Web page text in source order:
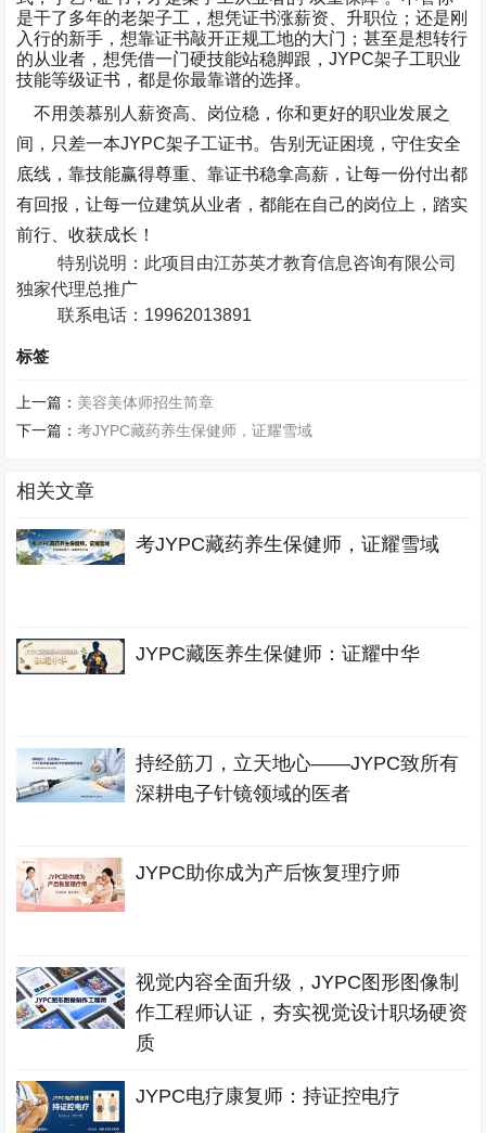
是干了多年的老架子工，想凭证书涨薪资、升职位；还是刚
入行的新手，想靠证书敲开正规工地的大门；甚至是想转行
的从业者，想凭借一门硬技能站稳脚跟，JYPC架子工职业
技能等级证书，都是你最靠谱的选择。
不用羡慕别人薪资高、岗位稳，你和更好的职业发展之
间，只差一本JYPC架子工证书。告别无证困境，守住安全
底线，靠技能赢得尊重、靠证书稳拿高薪，让每一份付出都
有回报，让每一位建筑从业者，都能在自己的岗位上，踏实
前行、收获成长！
特别说明：此项目由江苏英才教育信息咨询有限公司
独家代理总推广
联系电话： 19962013891
标签
上一篇： 美容美体师招生简章
下一篇：考JYPC藏药养生保健师，证耀雪域
相关文章
考JYPC藏药养生保健师，证耀雪域
JYPC藏医养生保健师：证耀中华
持经筋刀，立天地心——JYPC致所有
深耕电子针镜领域的医者
JYPC助你成为产后恢复理疗师
视觉内容全面升级，JYPC图形图像制
作工程师认证，夯实视觉设计职场硬资
质
JYPC电疗康复师：持证控电疗